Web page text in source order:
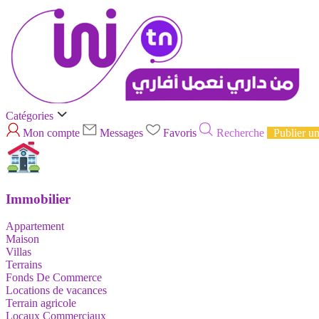
Catégories
Mon compte
Messages Favoris Recherche Publier
Immobilier
Appartement
Maison
Villas
Terrains
Fonds De Commerce
Locations de vacances
Terrain agricole
Locaux Commerciaux